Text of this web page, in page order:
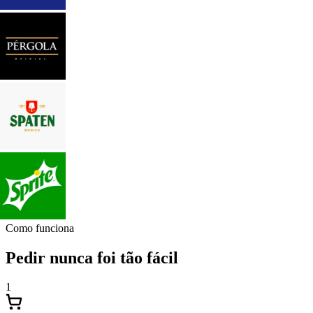
Como funciona
Pedir nunca foi tão fácil
1